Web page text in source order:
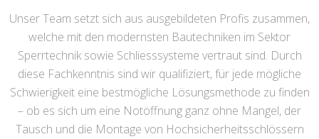
Unser Team setzt sich aus ausgebildeten Profis zusammen,
welche mit den modernsten Bautechniken im Sektor
Sperrtechnik sowie Schliesssysteme vertraut sind. Durch
diese Fachkenntnis sind wir qualifiziert, für jede mögliche
Schwierigkeit eine bestmögliche Lösungsmethode zu finden
– ob es sich um eine Notöffnung ganz ohne Mangel, der
Tausch und die Montage von Hochsicherheitsschlössern